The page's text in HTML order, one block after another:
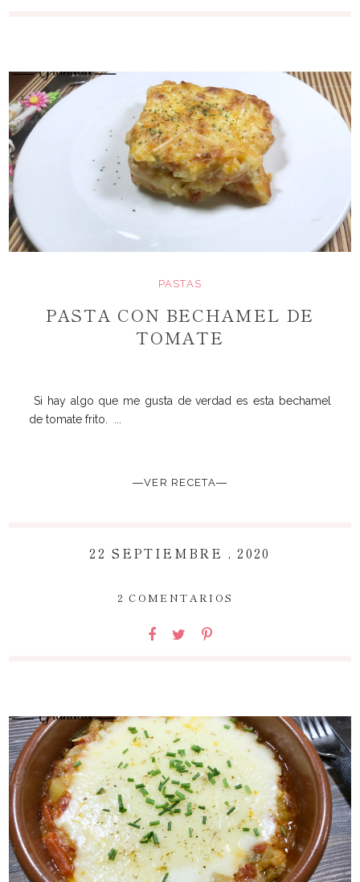
PASTAS
PASTA CON BECHAMEL DE
TOMATE
Si hay algo que me gusta de verdad es esta bechamel
de tomate frito. ...
―VER RECETA―
22 SEPTIEMBRE , 2020
2 COMENTARIOS